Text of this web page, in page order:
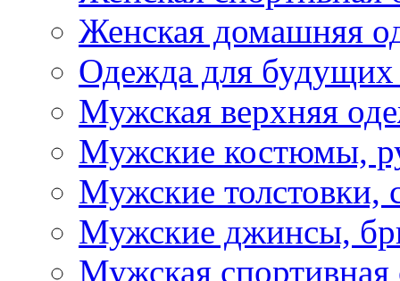
Женская домашняя
Одежда для
Мужская верхняя
Мужские костюмы,
Мужские толстовки,
Мужские джинсы,
Мужская спортивная